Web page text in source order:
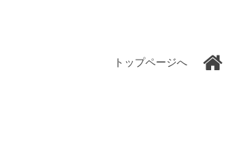
トップページへ